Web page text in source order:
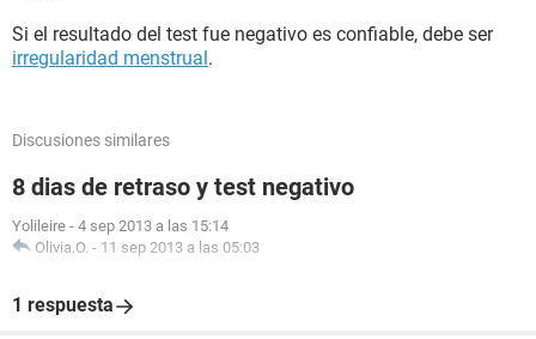
Si el resultado del test fue negativo es confiable, debe ser
irregularidad menstrual.
Discusiones similares
8 dias de retraso y test negativo
Yolileire - 4 sep 2013 a las 15:14
Olivia.O. - 11 sep 2013 a las 05:03
1 respuesta